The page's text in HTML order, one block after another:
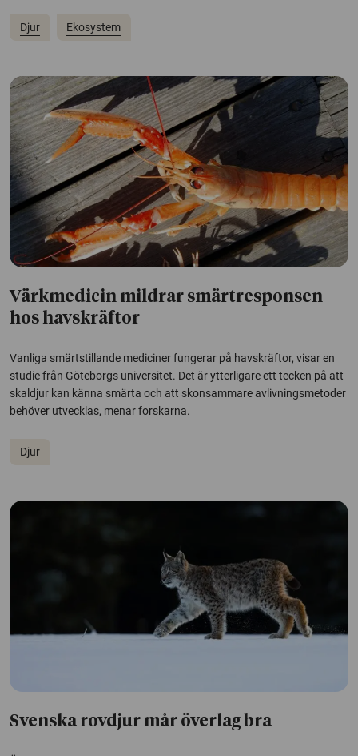
Djur Ekosystem
Värkmedicin mildrar smärtresponsen
hos havskräftor
Vanliga smärtstillande mediciner fungerar på havskräftor, visar en
studie från Göteborgs universitet. Det är ytterligare ett tecken på att
skaldjur kan känna smärta och att skonsammare avlivningsmetoder
behöver utvecklas, menar forskarna.
Djur
Svenska rovdjur mår överlag bra